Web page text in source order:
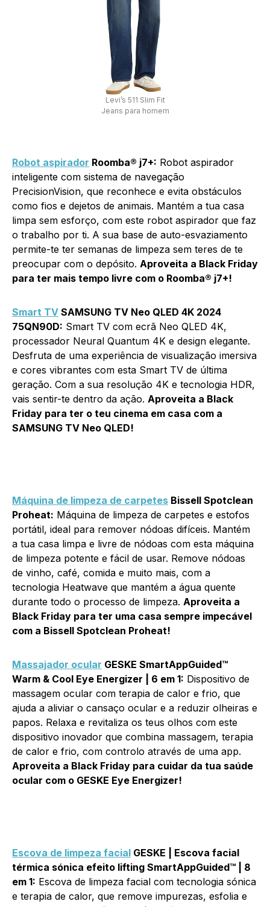
Levi’s 511 Slim Fit
Jeans para homem
Robot aspirador Roomba® j7+: Robot aspirador
inteligente com sistema de navegação
PrecisionVision, que reconhece e evita obstáculos
como fios e dejetos de animais. Mantém a tua casa
limpa sem esforço, com este robot aspirador que faz
o trabalho por ti. A sua base de auto-esvaziamento
permite-te ter semanas de limpeza sem teres de te
preocupar com o depósito. Aproveita a Black Friday
para ter mais tempo livre com o Roomba® j7+!
Smart TV SAMSUNG TV Neo QLED 4K 2024
75QN90D: Smart TV com ecrã Neo QLED 4K,
processador Neural Quantum 4K e design elegante.
Desfruta de uma experiência de visualização imersiva
e cores vibrantes com esta Smart TV de última
geração. Com a sua resolução 4K e tecnologia HDR,
vais sentir-te dentro da ação. Aproveita a Black
Friday para ter o teu cinema em casa com a
SAMSUNG TV Neo QLED!
Máquina de limpeza de carpetes Bissell Spotclean
Proheat: Máquina de limpeza de carpetes e estofos
portátil, ideal para remover nódoas difíceis. Mantém
a tua casa limpa e livre de nódoas com esta máquina
de limpeza potente e fácil de usar. Remove nódoas
de vinho, café, comida e muito mais, com a
tecnologia Heatwave que mantém a água quente
durante todo o processo de limpeza. Aproveita a
Black Friday para ter uma casa sempre impecável
com a Bissell Spotclean Proheat!
Massajador ocular GESKE SmartAppGuided™
Warm & Cool Eye Energizer | 6 em 1: Dispositivo de
massagem ocular com terapia de calor e frio, que
ajuda a aliviar o cansaço ocular e a reduzir olheiras e
papos. Relaxa e revitaliza os teus olhos com este
dispositivo inovador que combina massagem, terapia
de calor e frio, com controlo através de uma app.
Aproveita a Black Friday para cuidar da tua saúde
ocular com o GESKE Eye Energizer!
Escova de limpeza facial GESKE | Escova facial
térmica sónica efeito lifting SmartAppGuided™ | 8
em 1: Escova de limpeza facial com tecnologia sónica
e terapia de calor, que remove impurezas, esfolia e